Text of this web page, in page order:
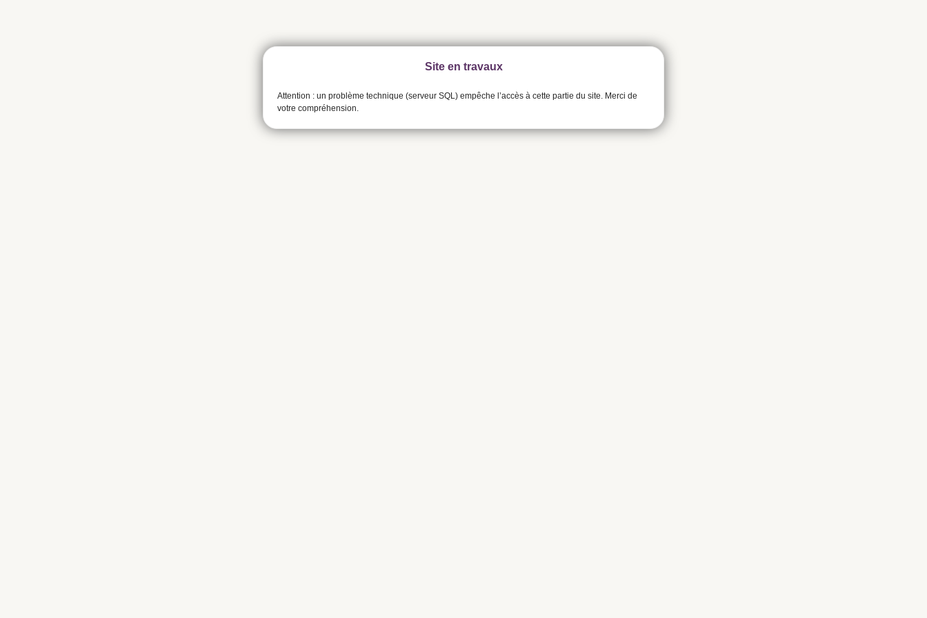
Site en travaux
Attention : un problème technique (serveur SQL) empêche l’accès à cette partie du site. Merci de
votre compréhension.